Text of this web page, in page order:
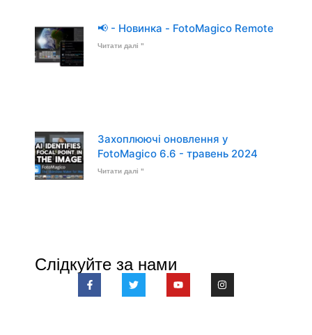
📢 - Новинка - FotoMagico Remote
Читати далі "
Захоплюючі оновлення у
FotoMagico 6.6 - травень 2024
Читати далі "
Слідкуйте за нами